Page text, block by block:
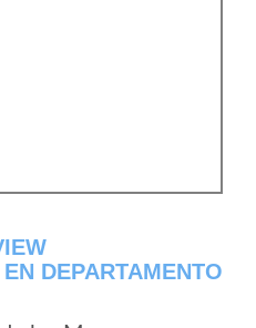
DEPARTAMENTO